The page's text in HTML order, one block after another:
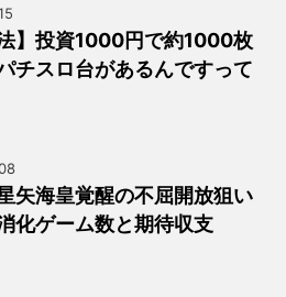
法】投資1000円で約1000枚
チスロ台があるんですって
矢海皇覚醒の不屈開放狙い
化ゲーム数と期待収支